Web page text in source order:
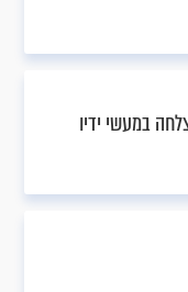
במעשי ידיו